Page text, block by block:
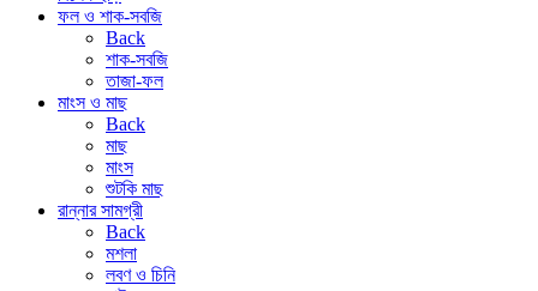
ফল ও শাক-সবজি
Back
শাক-সবজি
তাজা-ফল
মাংস ও মাছ
Back
মাছ
মাংস
শুটকি মাছ
রান্নার সামগ্রী
Back
মশলা
লবণ ও চিনি